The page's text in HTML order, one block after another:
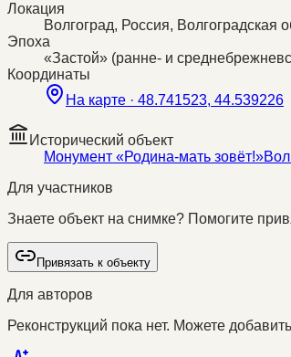
Локация
Волгоград, Россия, Волгоградская
Эпоха
«Застой» (ранне- и
Координаты
На карте · 48.741523, 44.539226
Исторический объект
Монумент «Родина-мать зовёт!»
Для участников
Знаете объект на снимке? Помогите
Привязать к объекту
Для авторов
Реконструкций пока нет. Можете